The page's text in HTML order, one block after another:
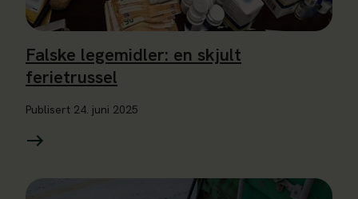
Falske legemidler: en skjult
ferietrussel
Publisert 24. juni 2025
Les mer om 1 av 3 mener det er greit å kjøpe falske varer